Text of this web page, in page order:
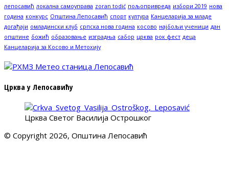
лепосавић локална самоуправа zoran todić пољопривреда избори 2019 нова
година конкурс Општина Лепосавић спорт култура Канцеларија за младе
догађаји омладински клуб српска нова година косово најбољи ученици дан
општине божић образовање изградња сабор црква рок фест деца
Канцеларија за Косово и Метохију
Црква у Лепосавићу
Црква Светог Василија Острошког
© Copyright 2026, Општина Лепосавић